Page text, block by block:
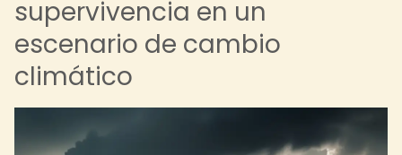
supervivencia en un
escenario de cambio
climático